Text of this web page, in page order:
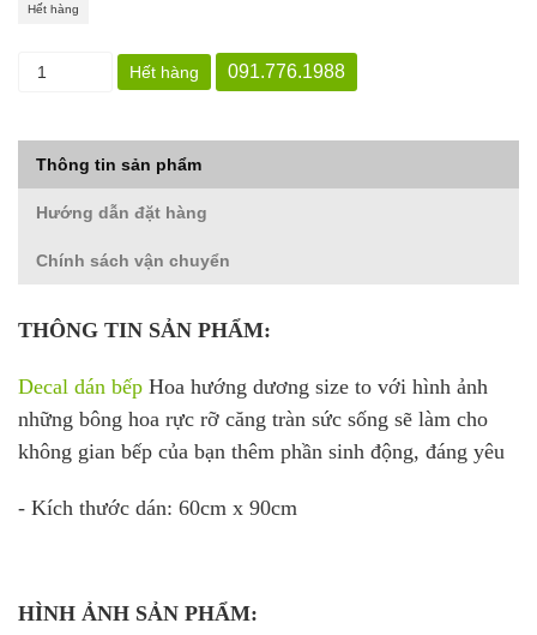
Hết hàng
Hết hàng 091.776.1988
Thông tin sản phẩm
Hướng dẫn đặt hàng
Chính sách vận chuyển
THÔNG TIN SẢN PHẨM:
Decal dán bếp Hoa hướng dương size to với hình ảnh
những bông hoa rực rỡ căng tràn sức sống sẽ làm cho
không gian bếp của bạn thêm phần sinh động, đáng yêu
- Kích thước dán: 60cm x 90cm
HÌNH ẢNH SẢN PHẨM: